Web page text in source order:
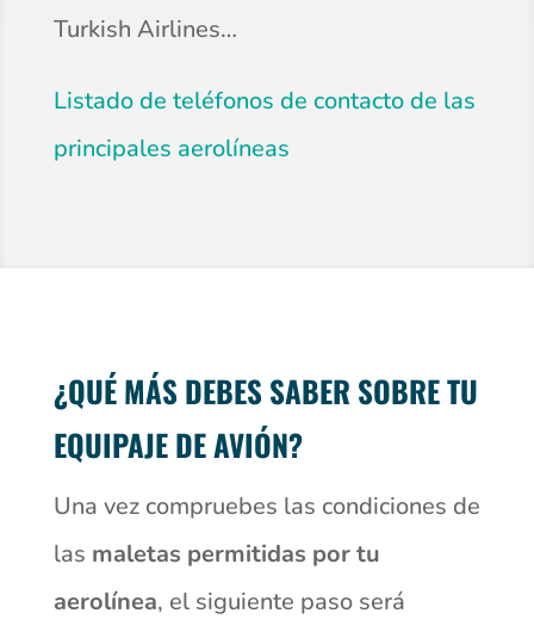
Turkish Airlines…
Listado de teléfonos de contacto de las
principales aerolíneas
¿QUÉ MÁS DEBES SABER SOBRE TU
EQUIPAJE DE AVIÓN?
Una vez compruebes las condiciones de
las maletas permitidas por tu
aerolínea, el siguiente paso será